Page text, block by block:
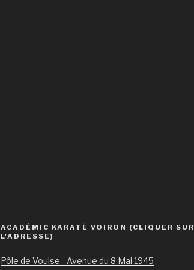
ACADÉMIC KARATÉ VOIRON (CLIQUER SUR
L'ADRESSE)
Pôle de Vouise - Avenue du 8 Mai 1945